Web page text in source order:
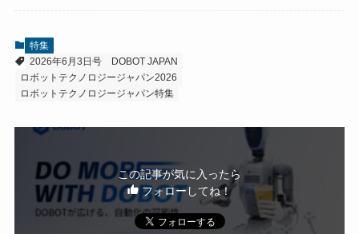
特集
2026年6月3日号
DOBOT JAPAN
ロボットテクノロジージャパン2026
ロボットテクノロジージャパン特集
この記事が気に入ったら
フォローしてね！